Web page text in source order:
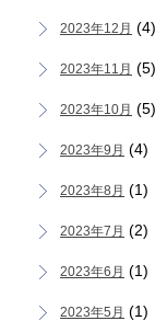
2023年12月 (4)
2023年11月 (5)
2023年10月 (5)
2023年9月 (4)
2023年8月 (1)
2023年7月 (2)
2023年6月 (1)
2023年5月 (1)